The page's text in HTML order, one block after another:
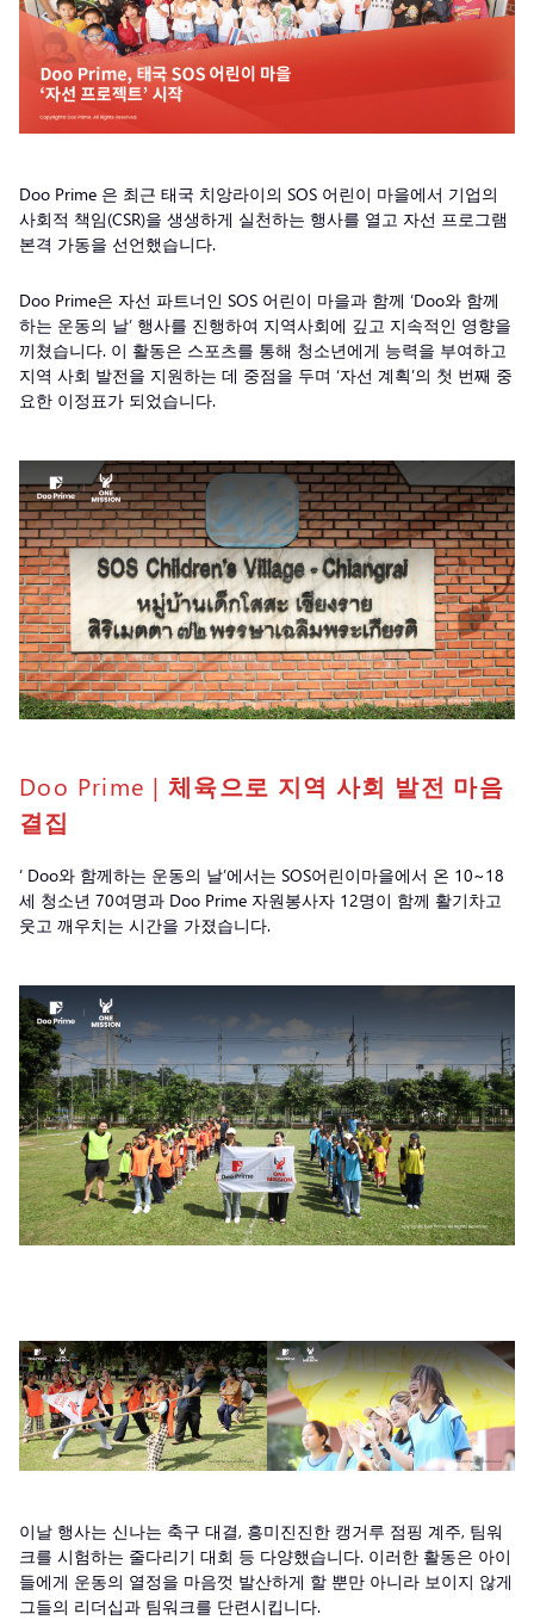
Doo Prime 은 최근 태국 치앙라이의 SOS 어린이 마을에서 기업의
사회적 책임(CSR)을 생생하게 실천하는 행사를 열고 자선 프로그램
본격 가동을 선언했습니다.
Doo Prime은 자선 파트너인 SOS 어린이 마을과 함께 ‘Doo와 함께
하는 운동의 날’ 행사를 진행하여 지역사회에 깊고 지속적인 영향을
끼쳤습니다. 이 활동은 스포츠를 통해 청소년에게 능력을 부여하고
지역 사회 발전을 지원하는 데 중점을 두며 ‘자선 계획’의 첫 번째 중
요한 이정표가 되었습니다.
Doo Prime | 체육으로 지역 사회 발전 마음
결집
‘ Doo와 함께하는 운동의 날’에서는 SOS어린이마을에서 온 10~18
세 청소년 70여명과 Doo Prime 자원봉사자 12명이 함께 활기차고
웃고 깨우치는 시간을 가졌습니다.
이날 행사는 신나는 축구 대결, 흥미진진한 캥거루 점핑 계주, 팀워
크를 시험하는 줄다리기 대회 등 다양했습니다. 이러한 활동은 아이
들에게 운동의 열정을 마음껏 발산하게 할 뿐만 아니라 보이지 않게
그들의 리더십과 팀워크를 단련시킵니다.